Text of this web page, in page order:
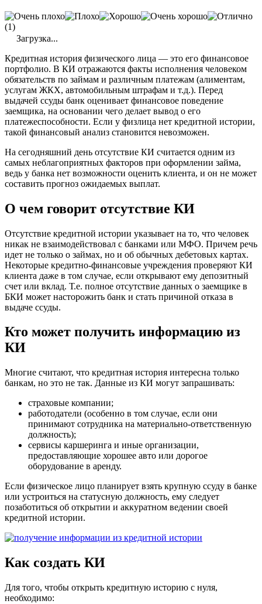
(1)
Загрузка...
Кредитная история физического лица — это его финансовое
портфолио. В КИ отражаются факты исполнения человеком
обязательств по займам и различным платежам (алиментам,
услугам ЖКХ, автомобильным штрафам и т.д.). Перед
выдачей ссуды банк оценивает финансовое поведение
заемщика, на основании чего делает вывод о его
платежеспособности. Если у физлица нет кредитной истории,
такой финансовый анализ становится невозможен.
На сегодняшний день отсутствие КИ считается одним из
самых неблагоприятных факторов при оформлении займа,
ведь у банка нет возможности оценить клиента, и он не может
составить прогноз ожидаемых выплат.
О чем говорит отсутствие КИ
Отсутствие кредитной истории указывает на то, что человек
никак не взаимодействовал с банками или МФО. Причем речь
идет не только о займах, но и об обычных дебетовых картах.
Некоторые кредитно-финансовые учреждения проверяют КИ
клиента даже в том случае, если открывают ему депозитный
счет или вклад. Т.е. полное отсутствие данных о заемщике в
БКИ может насторожить банк и стать причиной отказа в
выдаче ссуды.
Кто может получить информацию из
КИ
Многие считают, что кредитная история интересна только
банкам, но это не так. Данные из КИ могут запрашивать:
страховые компании;
работодатели (особенно в том случае, если они
принимают сотрудника на материально-ответственную
должность);
сервисы каршеринга и иные организации,
предоставляющие хорошее авто или дорогое
оборудование в аренду.
Если физическое лицо планирует взять крупную ссуду в банке
или устроиться на статусную должность, ему следует
позаботиться об открытии и аккуратном ведении своей
кредитной истории.
Как создать КИ
Для того, чтобы открыть кредитную историю с нуля,
необходимо: